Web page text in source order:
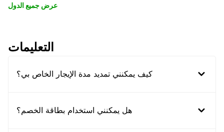
عرض جميع الدول
التعليمات
كيف يمكنني تمديد مدة الإيجار الخاص بي؟
هل يمكنني استخدام بطاقة الخصم؟